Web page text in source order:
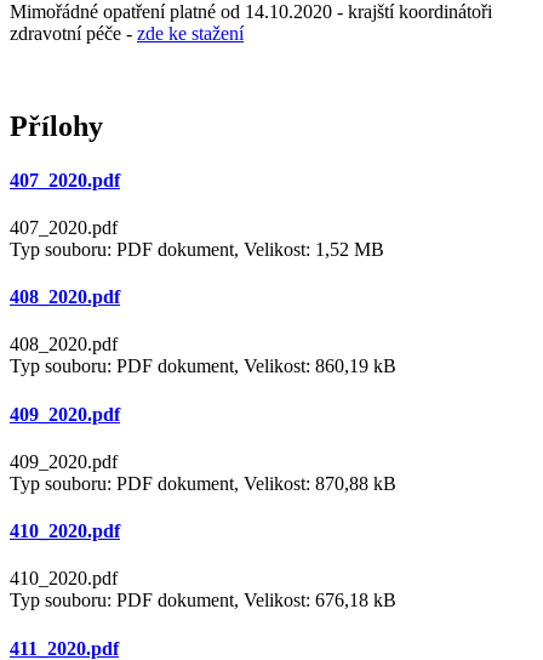
Mimořádné opatření platné od 14.10.2020 - krajští koordinátoři
zdravotní péče - zde ke stažení
Přílohy
407_2020.pdf
407_2020.pdf
Typ souboru: PDF dokument, Velikost: 1,52 MB
408_2020.pdf
408_2020.pdf
Typ souboru: PDF dokument, Velikost: 860,19 kB
409_2020.pdf
409_2020.pdf
Typ souboru: PDF dokument, Velikost: 870,88 kB
410_2020.pdf
410_2020.pdf
Typ souboru: PDF dokument, Velikost: 676,18 kB
411_2020.pdf